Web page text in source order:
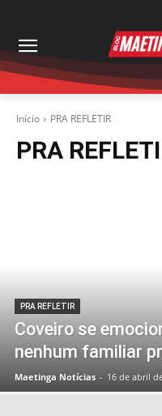
Início PRA REFLETIR
PRA
PRA REFLETIR
Coveiro se
nenhum familiar
Maetinga Notícias - 16 de abril